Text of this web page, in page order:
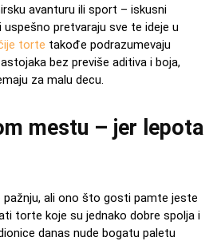
avanturu ili sport – iskusni
pretvaraju sve te ideje u
torte takođe podrazumevaju
bez previše aditiva i boja,
za malu decu.
mestu – jer lepota
pažnju, ali ono što gosti pamte jeste
torte koje su jednako dobre spolja i
danas nude bogatu paletu